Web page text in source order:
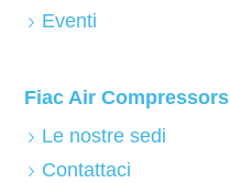
Eventi
Fiac Air Compressors
Le nostre sedi
Contattaci